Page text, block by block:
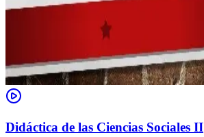
Didáctica de las Ciencias Sociales II